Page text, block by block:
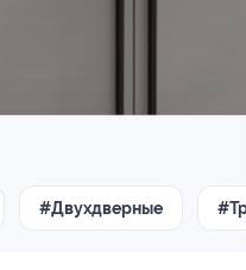
#Двухдверные